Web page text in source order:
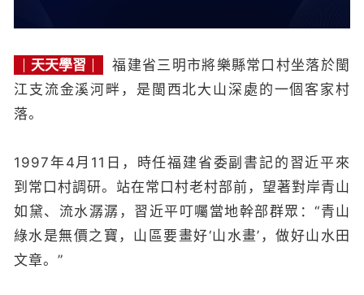
天天學習
福建省三明市將樂縣常口村坐落於閩
江支流金溪河畔，是閩西北大山深處的一個客家村
落。
1997年4月11日，時任福建省委副書記的習近平來
到常口村調研。站在常口村老村部前，望著對岸青山
如黛、流水潺潺，習近平叮囑當地幹部群眾：“青山
綠水是無價之寶，山區要畫好‘山水畫’，做好山水田
文章。”